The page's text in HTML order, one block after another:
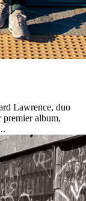
Lawrence, duo
premier album,